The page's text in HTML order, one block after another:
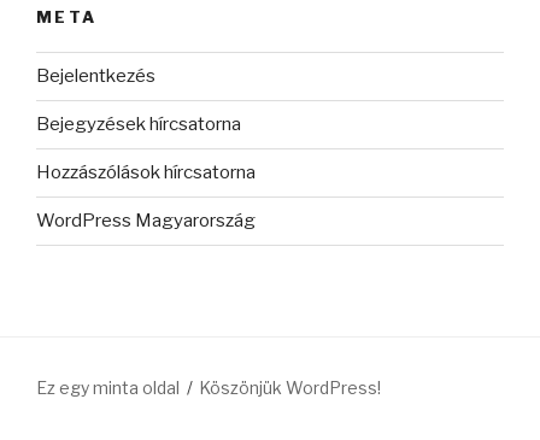
META
Bejelentkezés
Bejegyzések hírcsatorna
Hozzászólások hírcsatorna
WordPress Magyarország
Ez egy minta oldal Köszönjük WordPress!